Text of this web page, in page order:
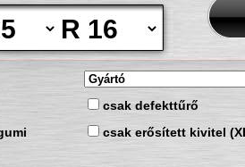
R
csak defekttűrő
csak erősített kivitel